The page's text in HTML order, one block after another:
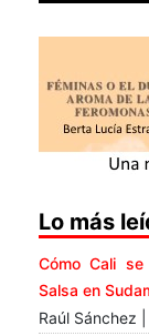
Lo más
Cómo Cali
Salsa en
Raúl Sánchez